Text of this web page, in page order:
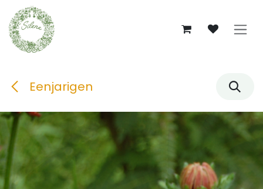
Overslaan naar inhoud
Eenjarigen